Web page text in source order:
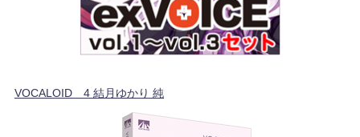
VOCALOID™4 結月ゆかり 純